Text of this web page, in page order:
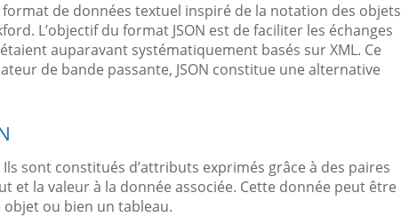
format de données textuel inspiré de la notation des objets
L’objectif du format JSON est de faciliter les échanges
auparavant systématiquement basés sur XML. Ce
de bande passante, JSON constitue une alternative
sont constitués d’attributs exprimés grâce à des paires
et la valeur à la donnée associée. Cette donnée peut être
ou bien un tableau.